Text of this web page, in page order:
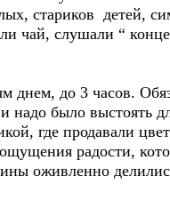
стариков детей,
чай, слушали “
днем, до 3 часов.
было выстоять
где продавали
радости,
оживленно